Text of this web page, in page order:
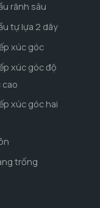
rãnh sâu
tự lựa 2 dãy
xúc góc
xúc góc độ
cao
xúc góc hai
trống